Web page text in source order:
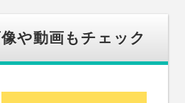
や動画もチェック